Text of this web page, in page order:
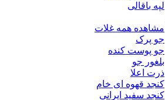
لپه باقالی
مشاهده همه غلات
جو پرک
جو پوست کنده
بلغور جو
ذرت اعلا
کنجد قهوه ای خام
کنجد سفید ایرانی